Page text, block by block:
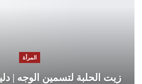
المرأة